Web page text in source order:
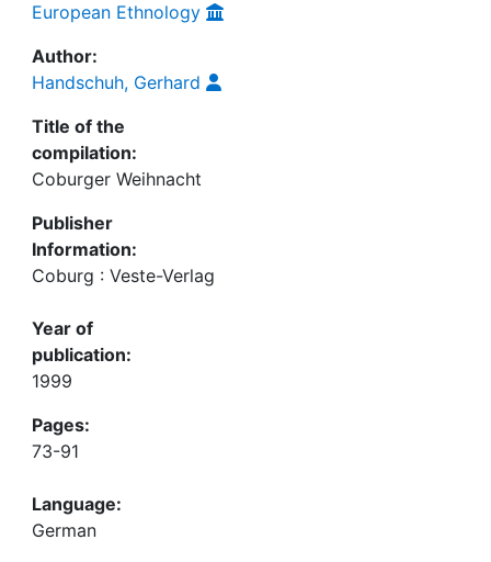
European Ethnology
Author:
Handschuh, Gerhard
Title of the
compilation:
Coburger Weihnacht
Publisher
Information:
Coburg : Veste-Verlag
Year of
publication:
1999
Pages:
73-91
Language:
German